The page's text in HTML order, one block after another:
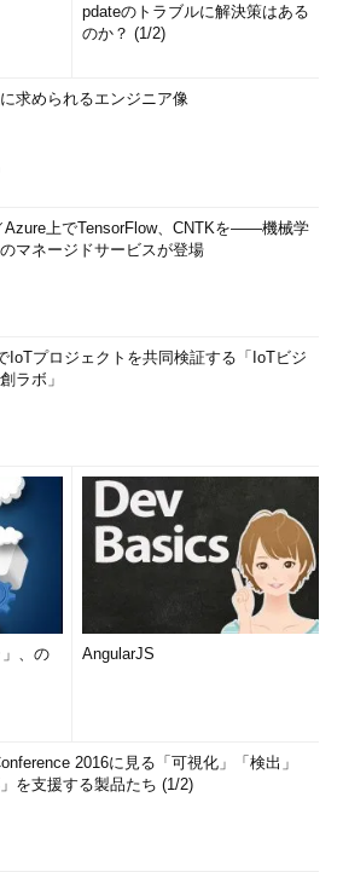
pdateのトラブルに解決策はある
のか？ (1/2)
求められるエンジニア像
Azure上でTensorFlow、CNTKを――機械学
マネージドサービスが登場
IoTプロジェクトを共同検証する「IoTビジ
ラボ」
」、の
AngularJS
2016に見る「可視化」「検出」
」を支援する製品たち (1/2)